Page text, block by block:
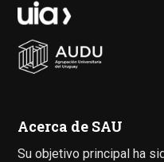
Acerca de SAU
Su objetivo principal ha